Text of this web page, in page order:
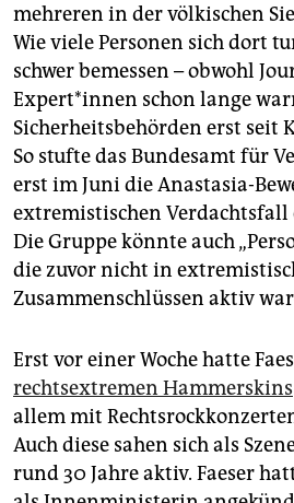
mehreren in der völkischen
Wie viele Personen sich dort
schwer bemessen – obwohl
Ex­per­t*in­nen schon lange
Sicherheitsbehörden erst seit
So stufte das Bundesamt für
erst im Juni die Anastasia-
extremistischen Verdachtsfall
Die Gruppe könnte auch
die zuvor nicht in
Zusammenschlüssen aktiv
Erst vor einer Woche hatte
rechtsextremen Hammerskins
allem mit
Auch diese sahen sich als
rund 30 Jahre aktiv. Faeser